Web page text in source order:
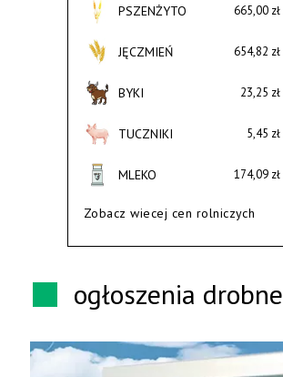
PSZENŻYTO 665,00 zł
JĘCZMIEŃ 654,82 zł
BYKI 23,25 zł
TUCZNIKI 5,45 zł
MLEKO 174,09 zł
Zobacz wiecej cen rolniczych
ogłoszenia drobne